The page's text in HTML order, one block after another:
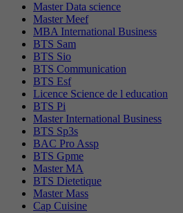
Master Data science
Master Meef
MBA International Business
BTS Sam
BTS Sio
BTS Communication
BTS Esf
Licence Science de l education
BTS Pi
Master International Business
BTS Sp3s
BAC Pro Assp
BTS Gpme
Master MA
BTS Dietetique
Master Mass
Cap Cuisine